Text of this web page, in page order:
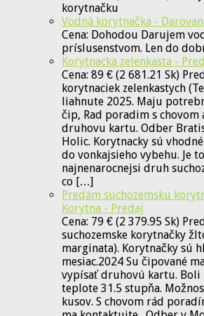
korytnačku
Vodná korytnačka -
Cena: Dohodou Darujem
príslusenstvom. Len do
Korytnacka zelenkasta -
Cena: 89 € (2 681.21 Sk)
korytnaciek zelenkastych
liahnute 2025. Maju
čip, Rad poradim s chovom
druhovu kartu. Odber
Holic. Korytnacky sú
do vonkajsieho vybehu. Je
najnenarocnejsi druh
co […]
Predám suchozemsku
Korytna - Predaj
Cena: 79 € (2 379.95 Sk)
suchozemske korytnačky
marginata). Korytnačky sú
mesiac.2024 Su čipované
vypísať druhovú kartu. Boli
teplote 31.5 stupňa.
kusov. S chovom rád